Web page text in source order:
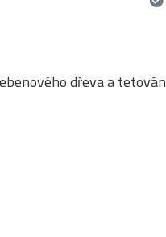
dřeva a